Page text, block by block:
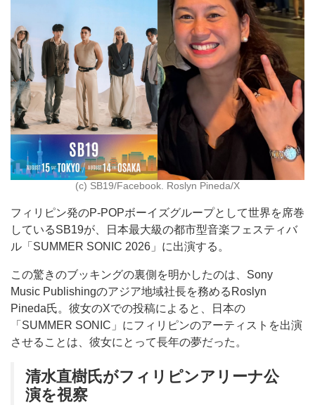
(c) SB19/Facebook. Roslyn Pineda/X
フィリピン発のP-POPボーイズグループとして世界を席巻
しているSB19が、日本最大級の都市型音楽フェスティバ
ル「SUMMER SONIC 2026」に出演する。
この驚きのブッキングの裏側を明かしたのは、Sony
Music Publishingのアジア地域社長を務めるRoslyn
Pineda氏。彼女のXでの投稿によると、日本の
「SUMMER SONIC」にフィリピンのアーティストを出演
させることは、彼女にとって長年の夢だった。
清水直樹氏がフィリピンアリーナ公
演を視察